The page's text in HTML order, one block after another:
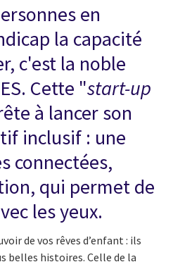
en
la capacité
c'est la noble
Cette "start-up
à lancer son
inclusif : une
connectées,
qui permet de
les yeux.
de vos rêves d’enfant : ils
belles histoires. Celle de la